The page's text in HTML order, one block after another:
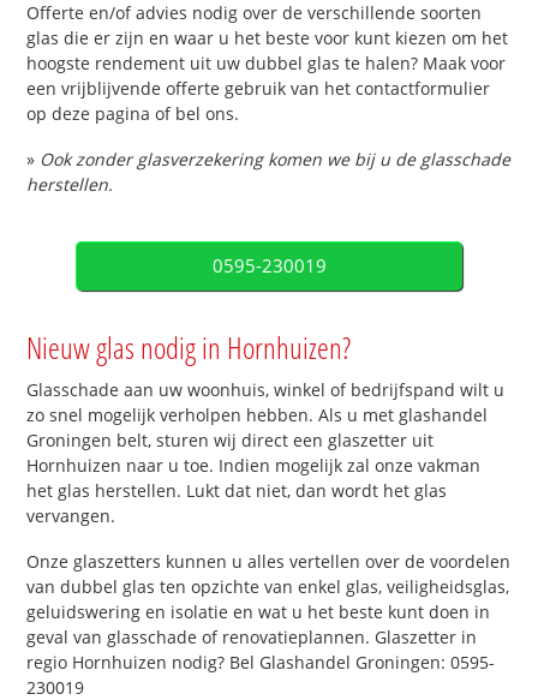
Offerte en/of advies nodig over de verschillende soorten
glas die er zijn en waar u het beste voor kunt kiezen om het
hoogste rendement uit uw dubbel glas te halen? Maak voor
een vrijblijvende offerte gebruik van het contactformulier
op deze pagina of bel ons.
» Ook zonder glasverzekering komen we bij u de glasschade
herstellen.
0595-230019
Nieuw glas nodig in Hornhuizen?
Glasschade aan uw woonhuis, winkel of bedrijfspand wilt u
zo snel mogelijk verholpen hebben. Als u met glashandel
Groningen belt, sturen wij direct een glaszetter uit
Hornhuizen naar u toe. Indien mogelijk zal onze vakman
het glas herstellen. Lukt dat niet, dan wordt het glas
vervangen.
Onze glaszetters kunnen u alles vertellen over de voordelen
van dubbel glas ten opzichte van enkel glas, veiligheidsglas,
geluidswering en isolatie en wat u het beste kunt doen in
geval van glasschade of renovatieplannen. Glaszetter in
regio Hornhuizen nodig? Bel Glashandel Groningen: 0595-
230019